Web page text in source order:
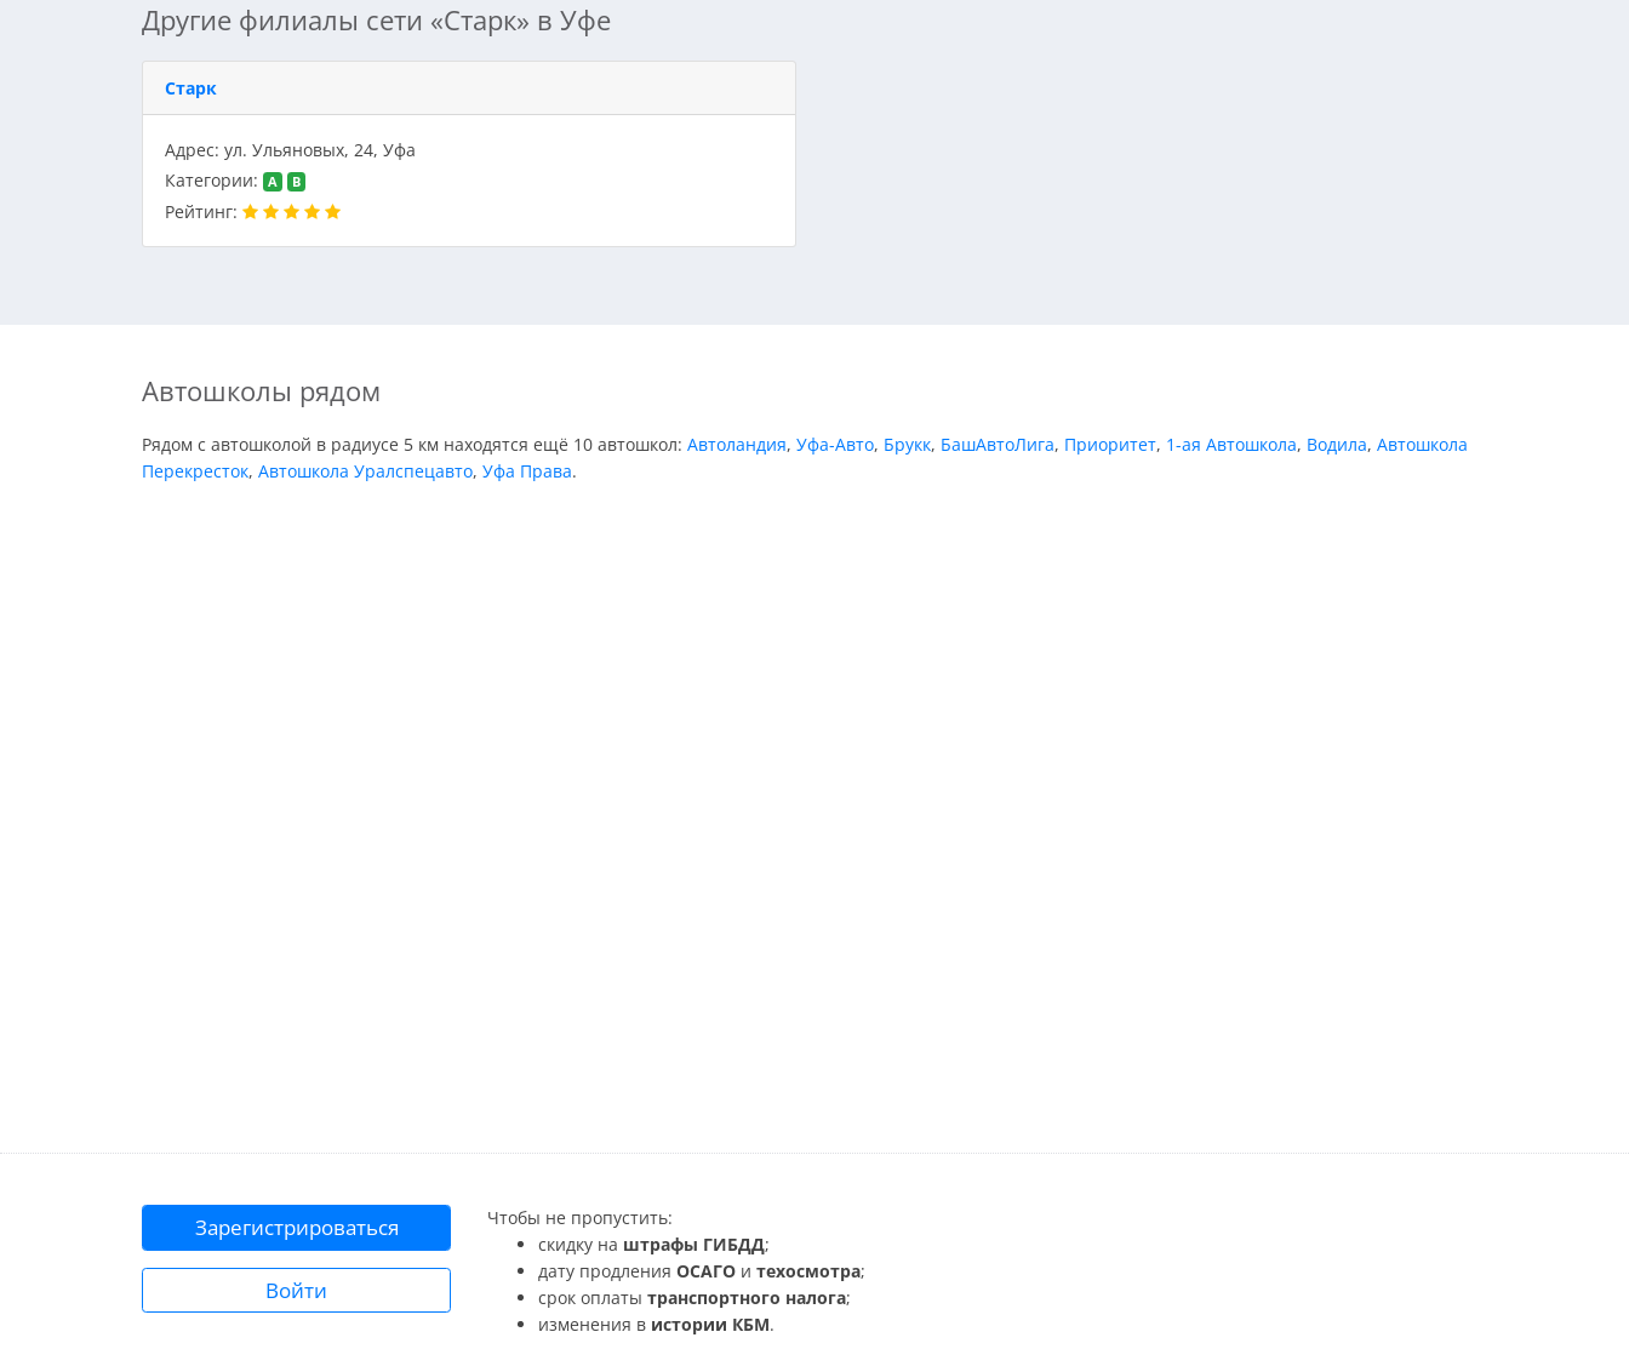
Другие филиалы сети «Старк» в Уфе
Старк
Адрес: ул. Ульяновых, 24, Уфа
Категории:
A B
Рейтинг:
Автошколы рядом
Рядом с автошколой в радиусе 5 км находятся ещё 10 автошкол: Автоландия, Уфа-Авто, Брукк, БашАвтоЛига, Приоритет, 1-ая Автошкола, Водила, Автошкола
Перекресток, Автошкола Уралспецавто, Уфа Права.
Зарегистрироваться
Войти
Чтобы не пропустить:
скидку на штрафы ГИБДД;
дату продления ОСАГО и техосмотра;
срок оплаты транспортного налога;
изменения в истории КБМ.